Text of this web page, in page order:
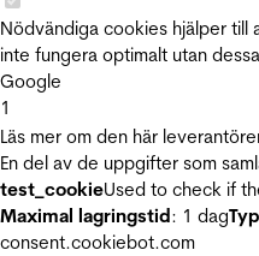
Nödvändiga cookies hjälper till
inte fungera optimalt utan
Google
1
Läs mer om den här
En del av de uppgifter som
test_cookieUsed to check if
Maximal lagringstid: 1 dagTyp
consent.cookiebot.com